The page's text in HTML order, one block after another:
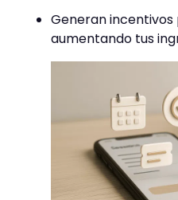
Generan
aumentando tus